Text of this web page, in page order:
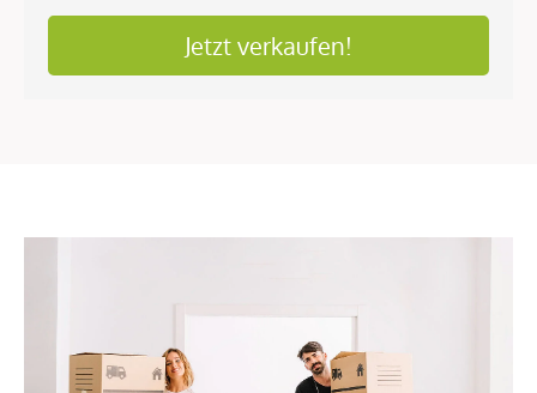
Jetzt verkaufen!